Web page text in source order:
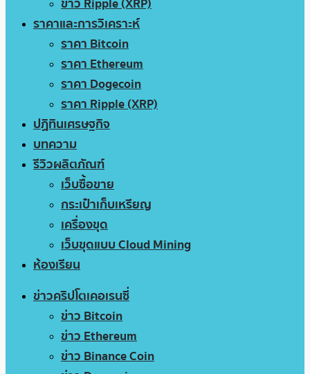
ราคาและการวิเคราะห์
ราคา Bitcoin
ราคา Ethereum
ราคา Dogecoin
ราคา Ripple (XRP)
ปฏิทินเศรษฐกิจ
บทความ
รีวิวผลิตภัณฑ์
เว็บซื้อขาย
กระเป๋าเก็บเหรียญ
เครื่องขุด
เว็บขุดแบบ Cloud Mining
ห้องเรียน
ข่าวคริปโตเคอเรนซี่
ข่าว Bitcoin
ข่าว Ethereum
ข่าว Binance Coin